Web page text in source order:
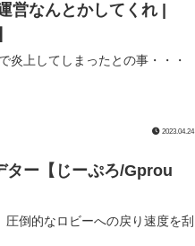
なんとかしてくれ |
炎上してしまったとの事・・・
2023.04.24
ター【じーぷろ/Gprou
倒的なロビーへの戻り速度を刮